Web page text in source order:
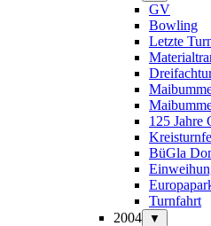
GV
Bowling
Letzte
125 Jahre
BüGla
Turnfahrt
2004
▼